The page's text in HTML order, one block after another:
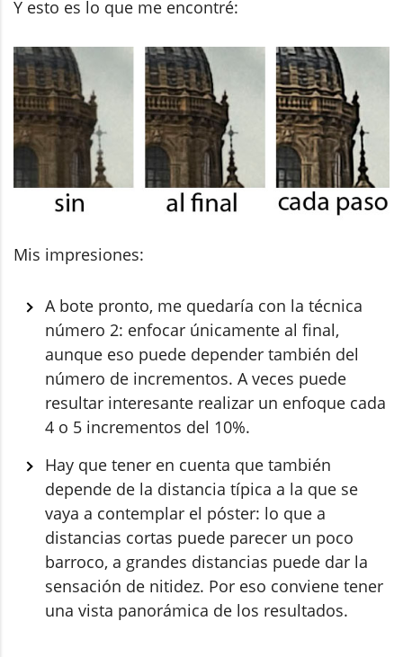
Y esto es lo que me encontré:
Mis impresiones:
A bote pronto, me quedaría con la técnica
número 2: enfocar únicamente al final,
aunque eso puede depender también del
número de incrementos. A veces puede
resultar interesante realizar un enfoque cada
4 o 5 incrementos del 10%.
Hay que tener en cuenta que también
depende de la distancia típica a la que se
vaya a contemplar el póster: lo que a
distancias cortas puede parecer un poco
barroco, a grandes distancias puede dar la
sensación de nitidez. Por eso conviene tener
una vista panorámica de los resultados.